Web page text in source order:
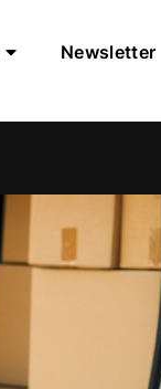
Newsletter